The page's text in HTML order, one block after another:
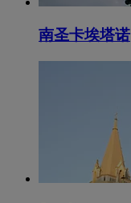
南圣卡埃塔诺